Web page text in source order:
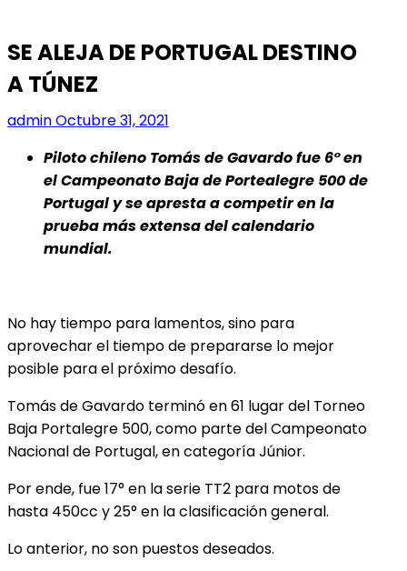
SE ALEJA DE PORTUGAL DESTINO
A TÚNEZ
adminOctubre 31, 2021
Piloto chileno Tomás de Gavardo fue 6° en
el Campeonato Baja de Portealegre 500 de
Portugal y se apresta a competir en la
prueba más extensa del calendario
mundial.
No hay tiempo para lamentos, sino para
aprovechar el tiempo de prepararse lo mejor
posible para el próximo desafío.
Tomás de Gavardo terminó en 61 lugar del Torneo
Baja Portalegre 500, como parte del Campeonato
Nacional de Portugal, en categoría Júnior.
Por ende, fue 17° en la serie TT2 para motos de
hasta 450cc y 25° en la clasificación general.
Lo anterior, no son puestos deseados.